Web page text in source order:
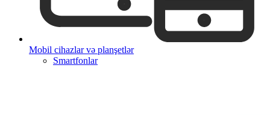
Mobil cihazlar və planşetlər
Smartfonlar